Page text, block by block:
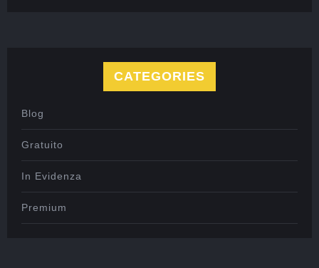
CATEGORIES
Blog
Gratuito
In Evidenza
Premium